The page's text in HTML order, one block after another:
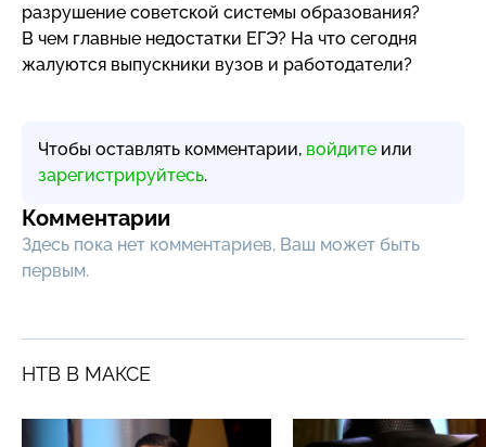
разрушение советской системы образования?
В чем главные недостатки ЕГЭ? На что сегодня
жалуются выпускники вузов и работодатели?
Чтобы оставлять комментарии, войдите или
зарегистрируйтесь.
Комментарии
Здесь пока нет комментариев, Ваш может быть
первым.
НТВ В МАКСЕ